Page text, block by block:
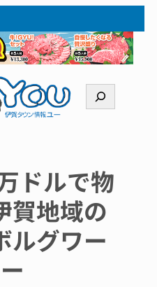
索
ドルで物
地域の
グワー